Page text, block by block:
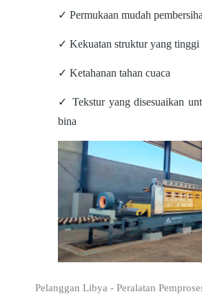
✓ Permukaan mudah
✓ Kekuatan struktur yang tinggi
✓ Ketahanan tahan cuaca
✓ Tekstur yang disesuaikan
bina
Pelanggan Libya - Peralatan